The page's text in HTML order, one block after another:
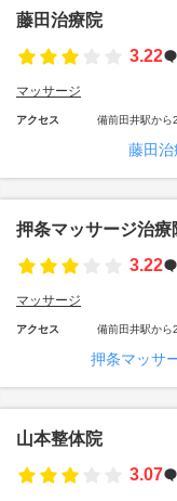
藤田治療院
3.22
マッサージ
アクセス 備前田井駅から
藤田治
押条マッサージ治療
3.22
マッサージ
アクセス 備前田井駅から
押条マッサ
山本整体院
3.07